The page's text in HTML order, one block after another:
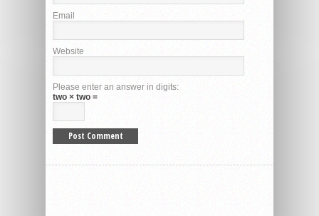
Email
Website
Please enter an answer in digits:
two × two =